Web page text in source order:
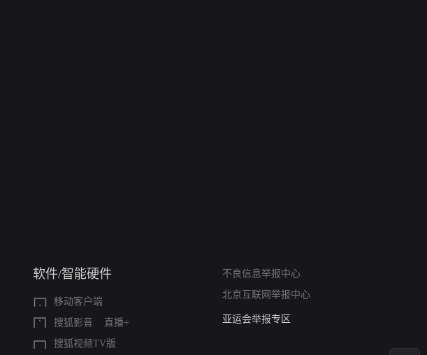
软件/智能硬件
移动客户端
搜狐影音
直播+
搜狐视频TV版
不良信息举报中心
北京互联网举报中心
算法推荐专项举报
亚运会举报专区